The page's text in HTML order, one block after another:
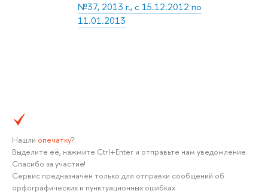
№37, 2013 г., с 15.12.2012 по
11.01.2013
Нашли опечатку?
Выделите её, нажмите Ctrl+Enter и отправьте нам уведомление.
Спасибо за участие!
Сервис предназначен только для отправки сообщений об
орфографических и пунктуационных ошибках.